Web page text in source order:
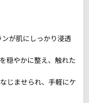
が肌にしっかり浸透
穏やかに整え、触れた
じませられ、手軽にケ